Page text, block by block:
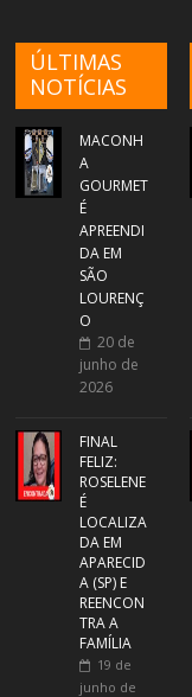
ÚLTIMAS
NOTÍCIAS
MACONH
A
GOURMET
É
APREENDI
DA EM
SÃO
LOURENÇ
O
20 de
junho de
2026
FINAL
FELIZ:
ROSELENE
É
LOCALIZA
DA EM
APARECID
A (SP) E
REENCON
TRA A
FAMÍLIA
19 de
junho de